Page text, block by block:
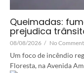
Queimadas:
prejudica
08/08/2026 / No
Um foco de incêndio
Floresta, na Avenida